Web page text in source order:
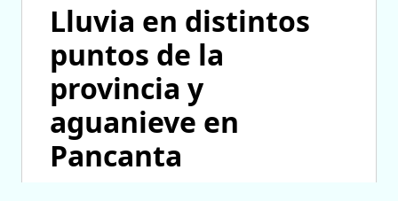
Lluvia en distintos
puntos de la
provincia y
aguanieve en
Pancanta